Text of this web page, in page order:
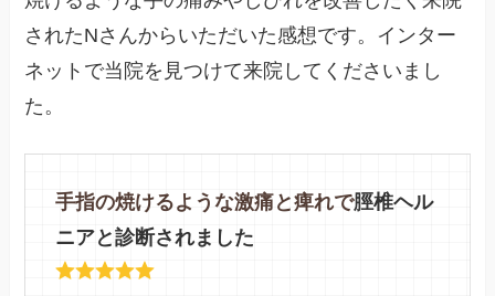
されたNさんからいただいた感想です。インター
ネットで当院を見つけて来院してくださいまし
た。
手指の焼けるような激痛と痺れで脛椎ヘル
ニアと診断されました